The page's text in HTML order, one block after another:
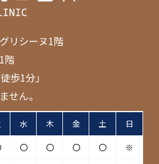
リシーヌ1階
階
歩1分」
せん。
水 木 金 土 日
〇 〇 〇 〇 ※